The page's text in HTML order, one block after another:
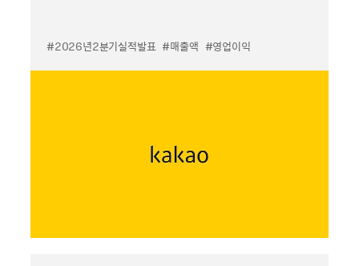
#2026년2분기실적발표 #매출액 #영업이익